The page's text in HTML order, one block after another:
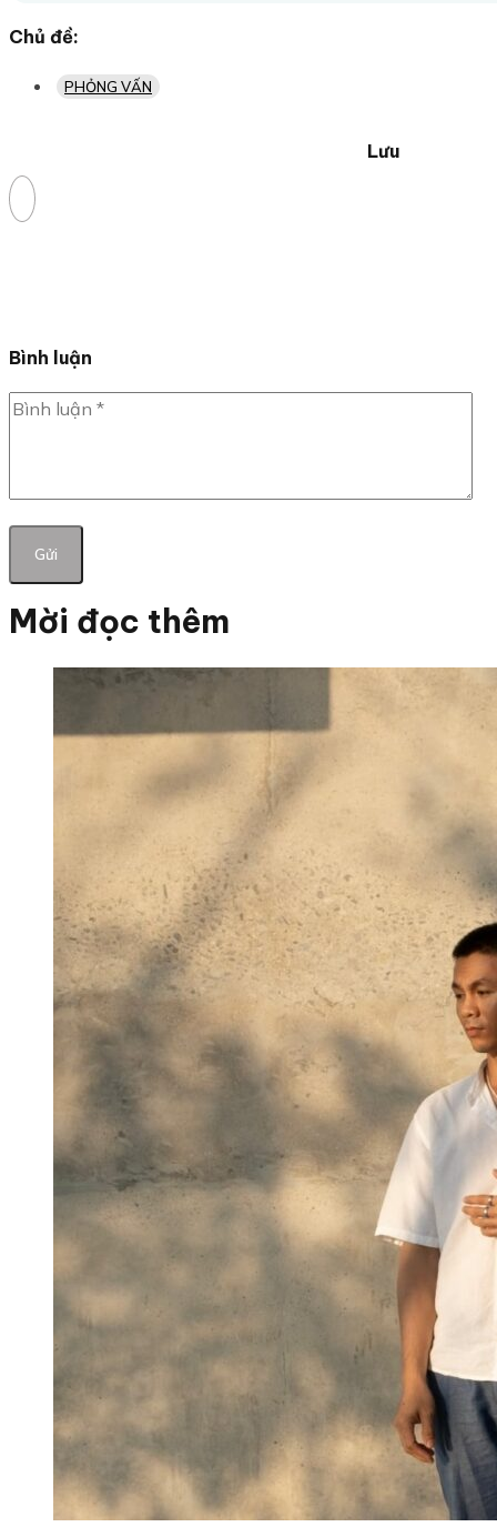
Chủ đề:
PHỎNG VẤN
Lưu
Bình luận
Mời đọc thêm